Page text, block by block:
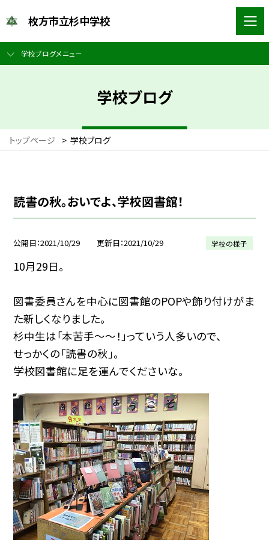
枚方市立杉中学校
学校ブログメニュー
学校ブログ
トップページ > 学校ブログ
読書の秋。おいでよ、学校図書館！
公開日 2021/10/29 更新日 2021/10/29 学校の様子
10月29日。
図書委員さんを中心に図書館のPOPや飾り付けがま
た新しくなりました。
杉中生は「本苦手〜〜！」っていう人多いので、
せっかくの「読書の秋」。
学校図書館に足を運んでくださいな。